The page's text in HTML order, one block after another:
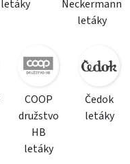
letáky
Neckermann
letáky
COOP
družstvo
HB
letáky
Čedok
letáky